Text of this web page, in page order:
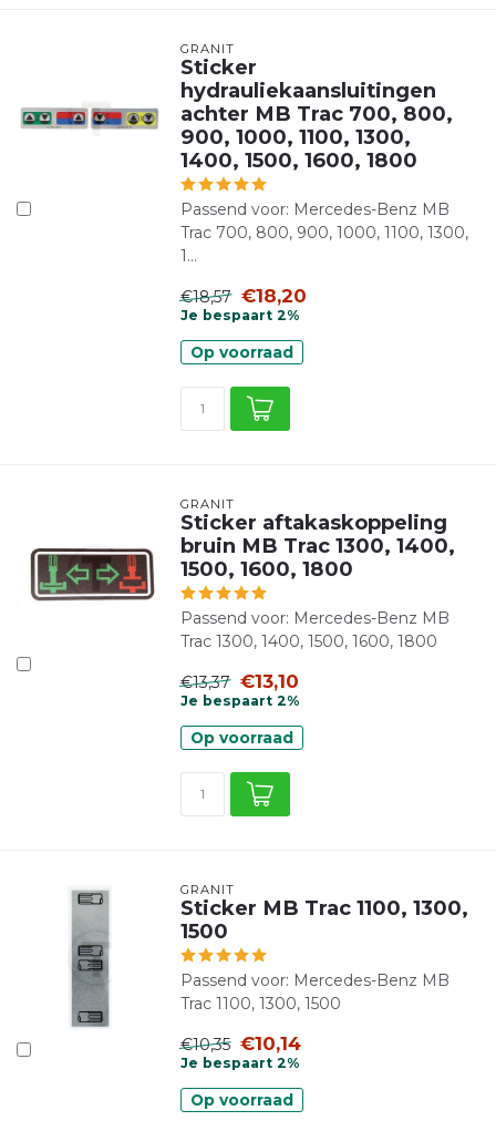
GRANIT
Sticker
hydrauliekaansluitingen
achter MB Trac 700, 800,
900, 1000, 1100, 1300,
1400, 1500, 1600, 1800
Passend voor: Mercedes-Benz MB
Trac 700, 800, 900, 1000, 1100, 1300,
1...
€18,57 €18,20
Je bespaart 2%
Op voorraad
GRANIT
Sticker aftakaskoppeling
bruin MB Trac 1300, 1400,
1500, 1600, 1800
Passend voor: Mercedes-Benz MB
Trac 1300, 1400, 1500, 1600, 1800
€13,37 €13,10
Je bespaart 2%
Op voorraad
GRANIT
Sticker MB Trac 1100, 1300,
1500
Passend voor: Mercedes-Benz MB
Trac 1100, 1300, 1500
€10,35 €10,14
Je bespaart 2%
Op voorraad